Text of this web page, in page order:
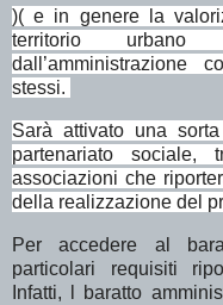
)( e in genere la
territorio urbano
dall’amministrazione
stessi.
Sarà attivato una
partenariato
associazioni che
della realizzazione del
Per accedere al
particolari requisiti
Infatti, l baratto